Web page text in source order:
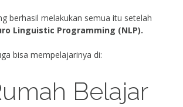
berhasil melakukan semua itu setelah
Linguistic Programming (NLP).
bisa mempelajarinya di:
Belajar